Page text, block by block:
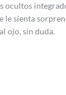
ocultos
le sienta
ojo, sin duda.